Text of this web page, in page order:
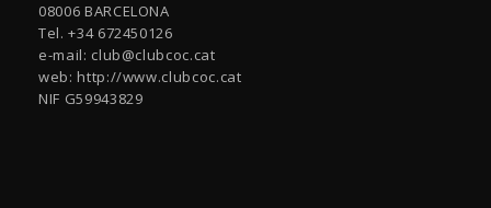
08006 BARCELONA
Tel. +34 672450126
e-mail: club@clubcoc.cat
web: http://www.clubcoc.cat
NIF G59943829